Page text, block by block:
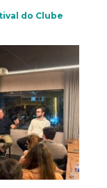
do Clube